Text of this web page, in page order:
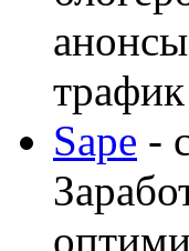
Sape -